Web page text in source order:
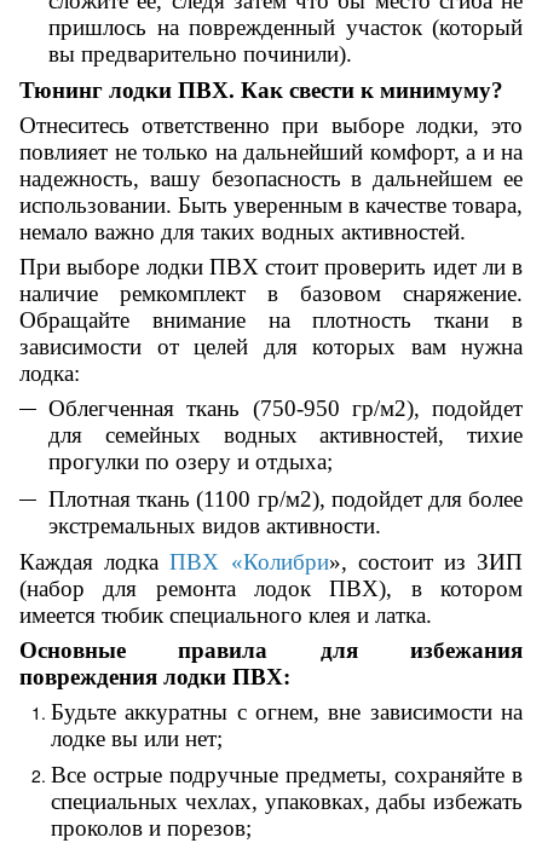
пришлось на поврежденный участок (который
вы предварительно починили).
Тюнинг лодки ПВХ. Как свести к минимуму?
Отнеситесь ответственно при выборе лодки, это
повлияет не только на дальнейший комфорт, а и на
надежность, вашу безопасность в дальнейшем ее
использовании. Быть уверенным в качестве товара,
немало важно для таких водных активностей.
При выборе лодки ПВХ стоит проверить идет ли в
наличие ремкомплект в базовом снаряжение.
Обращайте внимание на плотность ткани в
зависимости от целей для которых вам нужна
лодка:
Облегченная ткань (750-950 гр/м2), подойдет
для семейных водных активностей, тихие
прогулки по озеру и отдыха;
Плотная ткань (1100 гр/м2), подойдет для более
экстремальных видов активности.
Каждая лодкаПВХ «Колибри», состоит из ЗИП
(набор для ремонта лодок ПВХ), в котором
имеется тюбик специального клея и латка.
Основные правила для избежания
повреждения лодки ПВХ:
Будьте аккуратны с огнем, вне зависимости на
лодке вы или нет;
Все острые подручные предметы, сохраняйте в
специальных чехлах, упаковках, дабы избежать
проколов и порезов;